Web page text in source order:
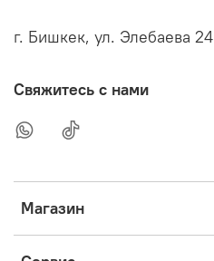
Магазин
г. Бишкек, ул. Элебаева 24
Свяжитесь с нами